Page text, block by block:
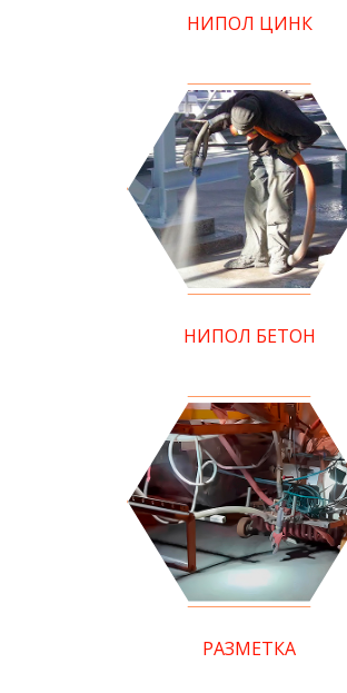
НИПОЛ ЦИНК
НИПОЛ БЕТОН
РАЗМЕТКА